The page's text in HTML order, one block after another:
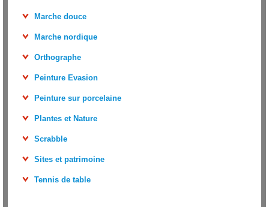
Marche douce
Marche nordique
Orthographe
Peinture Evasion
Peinture sur porcelaine
Plantes et Nature
Scrabble
Sites et patrimoine
Tennis de table